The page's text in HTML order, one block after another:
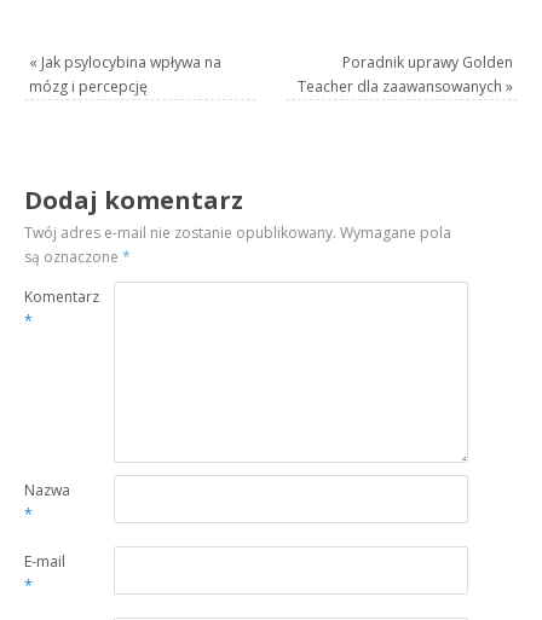
« Jak psylocybina wpływa na
mózg i percepcję
Poradnik uprawy Golden
Teacher dla zaawansowanych »
Dodaj komentarz
Twój adres e-mail nie zostanie opublikowany. Wymagane pola
są oznaczone*
Komentarz
*
Nazwa
*
E-mail
*